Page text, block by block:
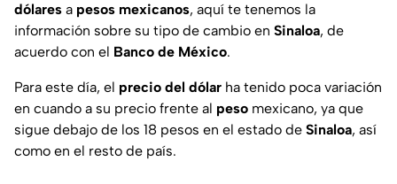
dólares a pesos mexicanos, aquí te tenemos la
información sobre su tipo de cambio en Sinaloa, de
acuerdo con el Banco de México.
Para este día, el precio del dólar ha tenido poca variación
en cuando a su precio frente al peso mexicano, ya que
sigue debajo de los 18 pesos en el estado de Sinaloa, así
como en el resto de país.